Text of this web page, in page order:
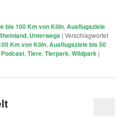
bis 100 Km von Köln,Ausflugsziele
, Unterwegs |Verschlagwortet
Km von Köln,Ausflugsziele bis 50
Podcast,Tiere,Tierpark,Wildpark |